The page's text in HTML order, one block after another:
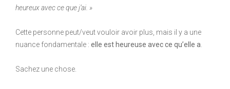
heureux avec ce que j’ai. »
Cette personne peut/veut vouloir avoir plus, mais il y a une
nuance fondamentale : elle est heureuse avec ce qu’elle a
Sachez une chose.